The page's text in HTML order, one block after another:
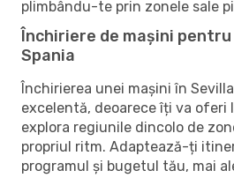
plimbându-te prin zonele sale
Închiriere de mașini
Spania
Închirierea unei mașini în
excelentă, deoarece îți va oferi
explora regiunile dincolo de
propriul ritm. Adaptează-ți
programul și bugetul tău, mai